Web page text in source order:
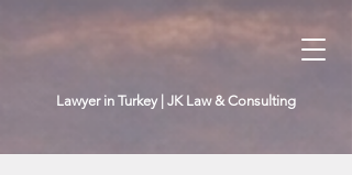
Lawyer in Turkey | JK Law & Consulting